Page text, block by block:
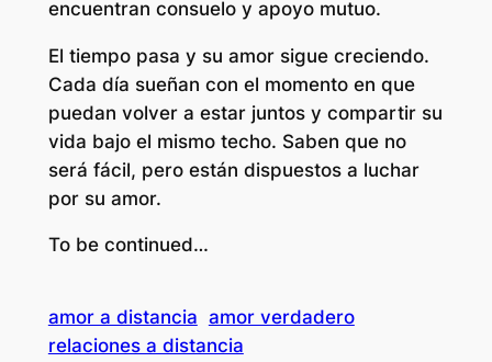
encuentran consuelo y apoyo mutuo.
El tiempo pasa y su amor sigue creciendo.
Cada día sueñan con el momento en que
puedan volver a estar juntos y compartir su
vida bajo el mismo techo. Saben que no
será fácil, pero están dispuestos a luchar
por su amor.
To be continued…
amor a distancia amor verdadero
relaciones a distancia